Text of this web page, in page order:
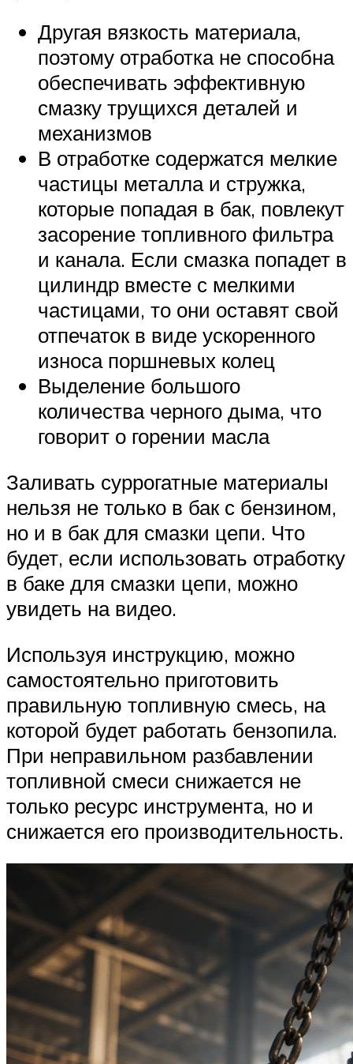
Другая вязкость материала,
поэтому отработка не способна
обеспечивать эффективную
смазку трущихся деталей и
механизмов
В отработке содержатся мелкие
частицы металла и стружка,
которые попадая в бак, повлекут
засорение топливного фильтра
и канала. Если смазка попадет в
цилиндр вместе с мелкими
частицами, то они оставят свой
отпечаток в виде ускоренного
износа поршневых колец
Выделение большого
количества черного дыма, что
говорит о горении масла
Заливать суррогатные материалы
нельзя не только в бак с бензином,
но и в бак для смазки цепи. Что
будет, если использовать отработку
в баке для смазки цепи, можно
увидеть на видео.
Используя инструкцию, можно
самостоятельно приготовить
правильную топливную смесь, на
которой будет работать бензопила.
При неправильном разбавлении
топливной смеси снижается не
только ресурс инструмента, но и
снижается его производительность.